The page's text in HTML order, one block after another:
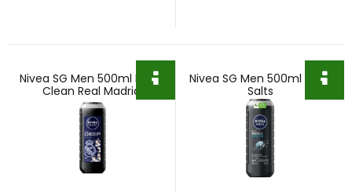
Nivea SG Men 500ml Deep
Clean Real Madrid
Nivea SG Men 500ml Rock
Salts